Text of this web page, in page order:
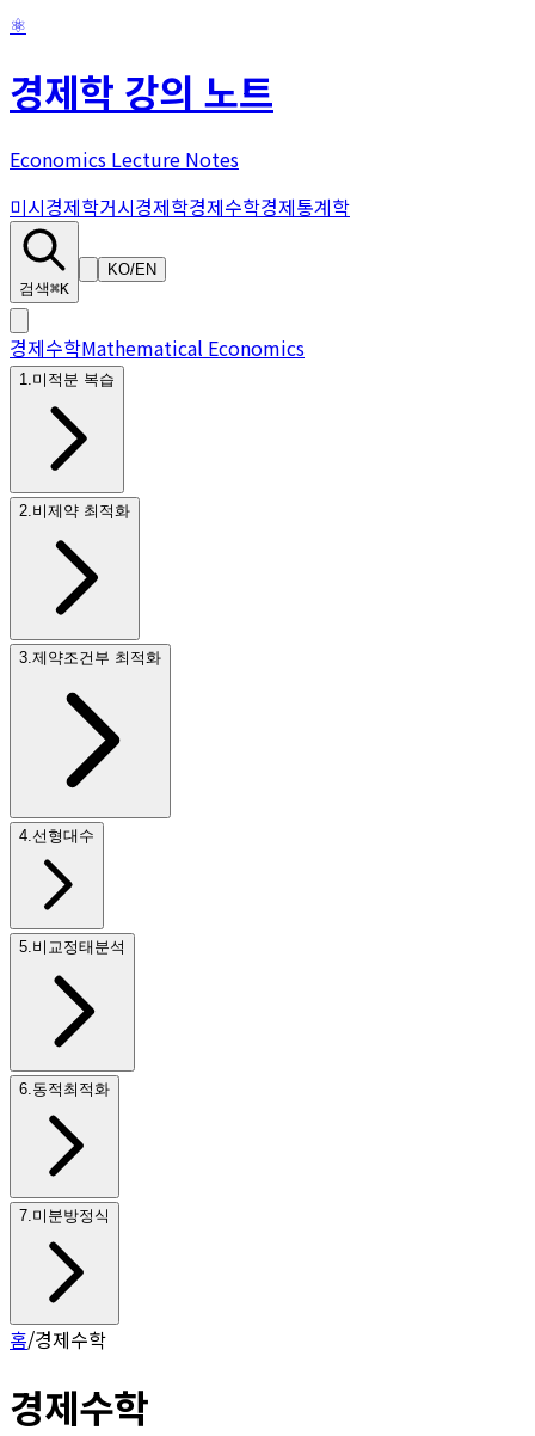
⚛
경제학 강의 노트
Economics Lecture Notes
미시경제학거시경제학경제수학경제통계학
검색⌘K
KO/EN
경제수학Mathematical Economics
1 미적분 복습
2 비제약 최적화
3 제약조건부 최적화
4 선형대수
5 비교정태분석
6 동적최적화
7 미분방정식
홈/경제수학
경제수학